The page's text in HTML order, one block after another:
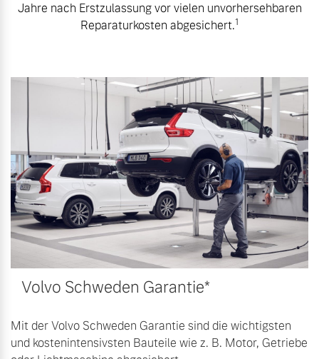
Jahre nach Erstzulassung vor vielen unvorhersehbaren
Reparaturkosten abgesichert.1
Volvo Schweden Garantie*
Mit der Volvo Schweden Garantie sind die wichtigsten
und kostenintensivsten Bauteile wie z. B. Motor, Getriebe